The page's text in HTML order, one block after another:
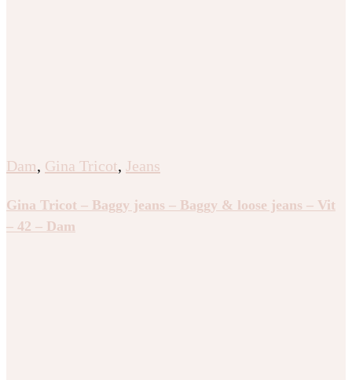
Dam, Gina Tricot, Jeans
Gina Tricot – Baggy jeans – Baggy & loose jeans – Vit
– 42 – Dam